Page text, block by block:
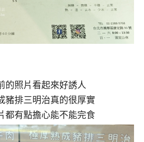
的照片看起來好誘人
豬排三明治真的很厚實
都有點擔心能不能完食